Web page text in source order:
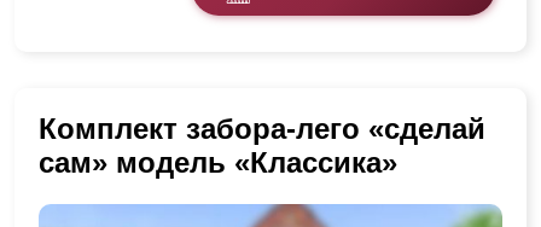
Комплект забора-лего «сделай
сам» модель «Классика»